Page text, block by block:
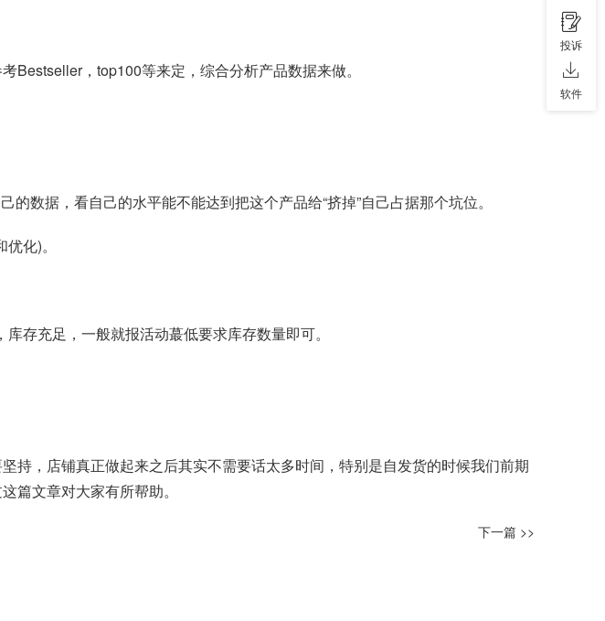
，top100等来定，综合分析产品数据来做。
数据，看自己的水平能不能达到把这个产品给“挤掉”自己占据那个坑位。
化)。
存充足，一般就报活动蕞低要求库存数量即可。
持，店铺真正做起来之后其实不需要话太多时间，特别是自发货的时候我们前期
篇文章对大家有所帮助。
下一篇 >>
投诉
软件